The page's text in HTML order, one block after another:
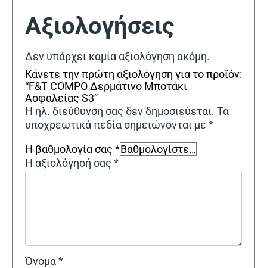
Αξιολογήσεις
Δεν υπάρχει καμία αξιολόγηση ακόμη.
Κάνετε την πρώτη αξιολόγηση για το προϊόν:
“F&T COMPO Δερμάτινο Μποτάκι
Ασφαλείας S3”
Η ηλ. διεύθυνση σας δεν δημοσιεύεται. Τα
υποχρεωτικά πεδία σημειώνονται με *
Η βαθμολογία σας *
Η αξιολόγησή σας *
Όνομα*